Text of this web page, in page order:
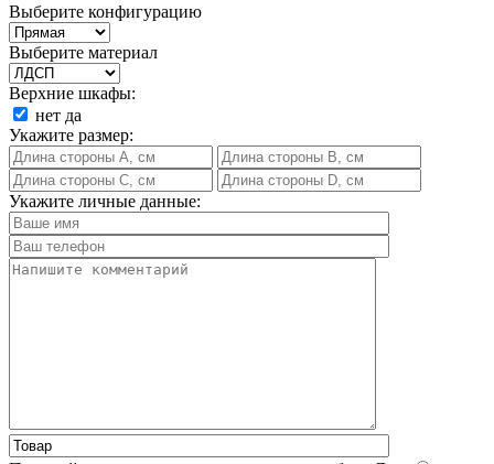
Выберите конфигурацию
Выберите материал
Верхние шкафы:
нет да
Укажите размер:
Укажите личные данные: